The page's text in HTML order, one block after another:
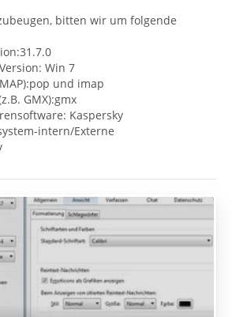
bitten wir um folgende
Win 7
und imap
GMX):gmx
Kaspersky
intern/Externe